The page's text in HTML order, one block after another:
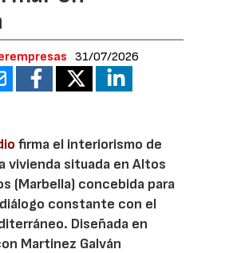
31/07/2026
firma el interiorismo de
vivienda situada en Altos
(Marbella) concebida para
constante con el
Diseñada en
Martinez Galván